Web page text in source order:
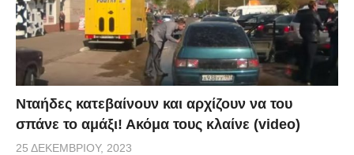
Νταήδες κατεβαίνουν και αρχίζουν να του
σπάνε το αμάξι! Ακόμα τους κλαίνε (video)
25 ΔΕΚΕΜΒΡΊΟΥ, 2023